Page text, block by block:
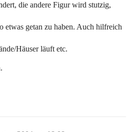
die andere Figur wird stutzig,
etwas getan zu haben. Auch hilfreich
Häuser läuft etc.